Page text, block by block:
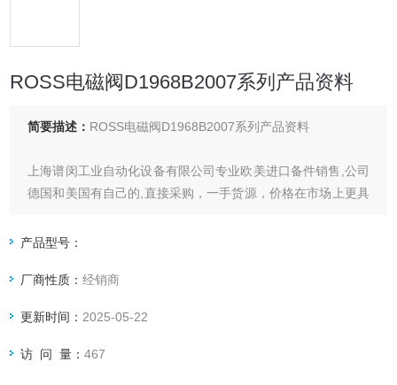
ROSS电磁阀D1968B2007系列产品资料
简要描述： ROSS电磁阀D1968B2007系列产品资料
上海谱闵工业自动化设备有限公司专业欧美进口备件销售,公司
德国和美国有自己的,直接采购，一手货源，价格在市场上更具
货给我们提供固定折扣，确保我们给客户惠的价格。
渠道广: 除了现货，我们跟欧洲许多有直接的业务关系，使我
们可以采购到由于保护而不能报价的品。
产品型号：
厂商性质：经销商
更新时间： 2025-05-22
访 问 量：467